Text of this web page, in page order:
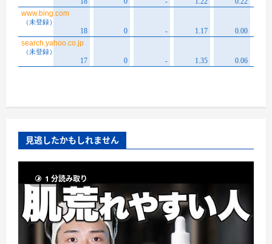
見逃したかもしれません
1 分読み取り